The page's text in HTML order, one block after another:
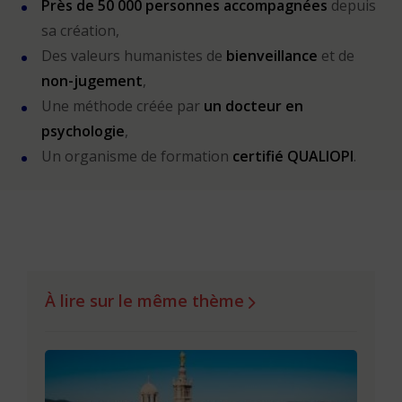
Près de 50 000 personnes accompagnées depuis
sa création,
Des valeurs humanistes de bienveillance et de
non-jugement,
Une méthode créée par un docteur en
psychologie,
Un organisme de formation certifié QUALIOPI.
À lire sur le même thème